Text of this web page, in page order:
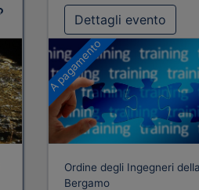
Dettagli evento
A pagamento
Ordine degli Ingegneri
Bergamo